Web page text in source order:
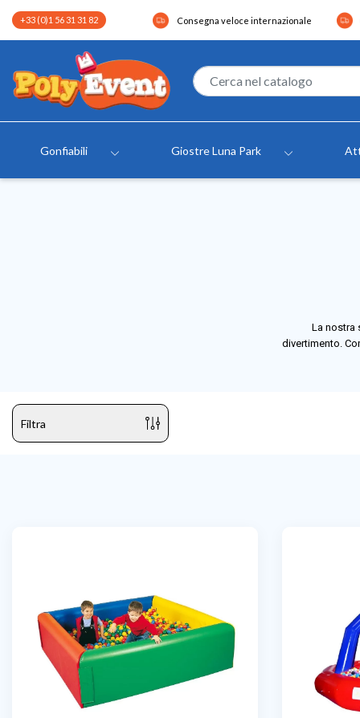
+33 (0)1 56 31 31 82 Consegna veloce internazionale
Gonfiabili Giostre Luna Park
La nostra
divertimento.
Filtra